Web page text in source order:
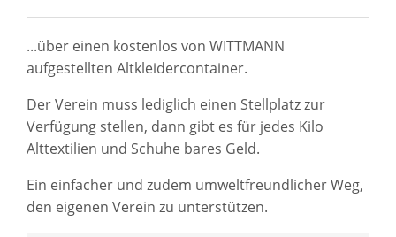
...über einen kostenlos von WITTMANN
aufgestellten Altkleidercontainer.
Der Verein muss lediglich einen Stellplatz zur
Verfügung stellen, dann gibt es für jedes Kilo
Alttextilien und Schuhe bares Geld.
Ein einfacher und zudem umweltfreundlicher Weg,
den eigenen Verein zu unterstützen.